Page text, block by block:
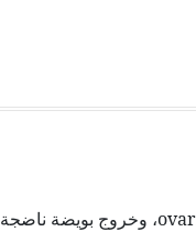
الإباضة ovulation هي انفجار حويصل (جريب) مبيضي ovarian follicle، وخروج بويضة ناضجة